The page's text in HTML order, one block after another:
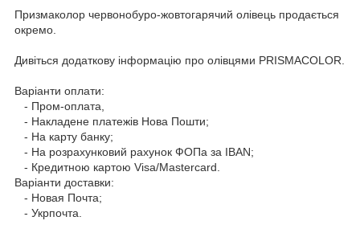
Призмаколор червонобуро-жовтогарячий олівець продається
окремо.
Дивіться додаткову інформацію про олівцями PRISMACOLOR.
Варіанти оплати:
- Пром-оплата,
- Накладене платежів Нова Пошти;
- На карту банку;
- На розрахунковий рахунок ФОПа за IBAN;
- Кредитною картою Visa/Mastercard.
Варіанти доставки:
- Новая Почта;
- Укрпочта.